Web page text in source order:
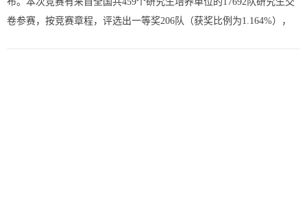
卷参赛，按竞赛章程，评选出一等奖206队（获奖比例为1.164%），